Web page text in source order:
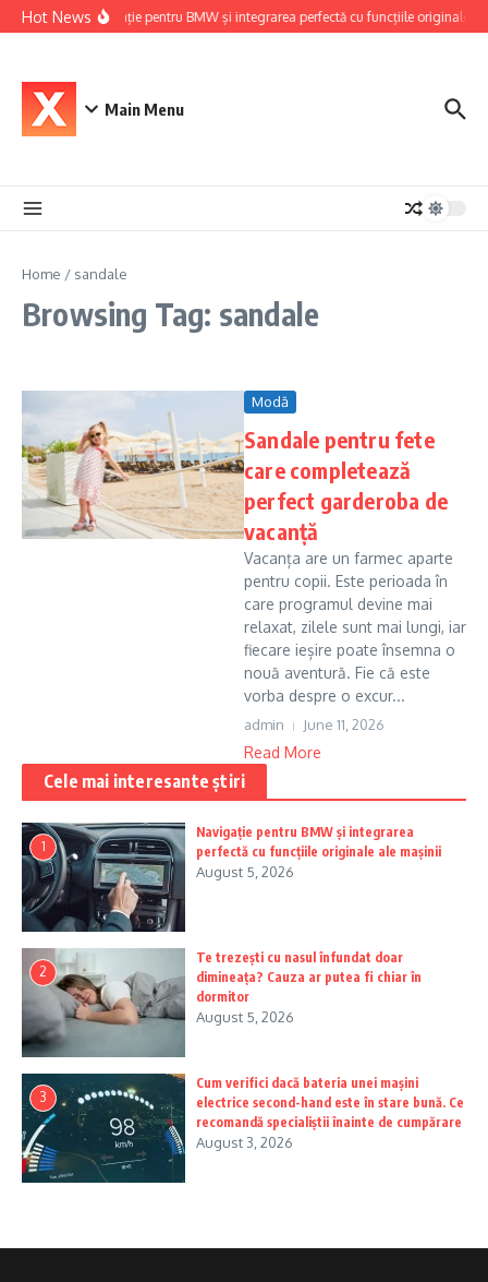
Skip to content
Hot NewsNavigație pentru BMW și integrarea perfectă cu funcțiile originale
Main Menu
Home / sandale
Browsing Tag: sandale
Modă
Sandale pentru fete
care completează
perfect garderoba de
vacanță
Vacanța are un farmec aparte
pentru copii. Este perioada în
care programul devine mai
relaxat, zilele sunt mai lungi, iar
fiecare ieșire poate însemna o
nouă aventură. Fie că este
vorba despre o excur...
admin June 11, 2026
Read More
Cele mai interesante știri
1
Navigație pentru BMW și integrarea
perfectă cu funcțiile originale ale mașinii
August 5, 2026
2
Te trezești cu nasul înfundat doar
dimineața? Cauza ar putea fi chiar în
dormitor
August 5, 2026
3
Cum verifici dacă bateria unei mașini
electrice second-hand este în stare bună. Ce
recomandă specialiștii înainte de cumpărare
August 3, 2026